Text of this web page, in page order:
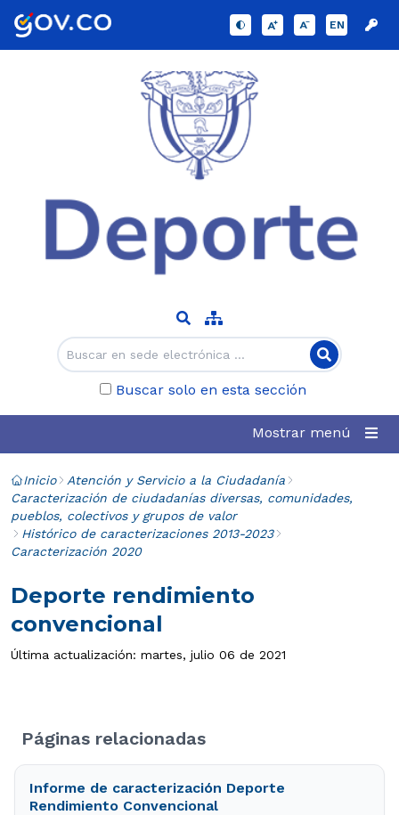
EN
Buscar solo en esta sección
Mostrar menú
Inicio
Atención y Servicio a la Ciudadanía
Caracterización de ciudadanías diversas, comunidades,
pueblos, colectivos y grupos de valor
Histórico de caracterizaciones 2013-2023
Caracterización 2020
Deporte rendimiento
convencional
Última actualización: martes, julio 06 de 2021
Páginas relacionadas
Informe de caracterización Deporte
Rendimiento Convencional